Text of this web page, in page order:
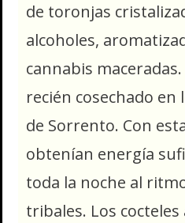
de toronjas
alcoholes,
cannabis
recién cosechado
de Sorrento. Con
obtenían energía
toda la noche al
tribales. Los